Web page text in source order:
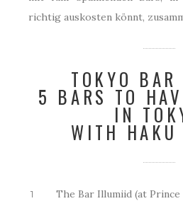
richtig auskosten könnt,
TOKYO BAR
5 BARS TO
IN
WITH HAKU
The Bar Illumiid (at